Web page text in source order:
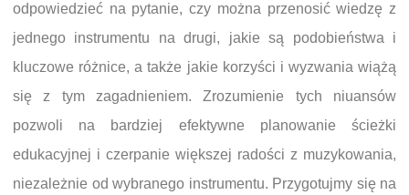
odpowiedzieć na pytanie, czy można przenosić wiedzę z
jednego instrumentu na drugi, jakie są podobieństwa i
kluczowe różnice, a także jakie korzyści i wyzwania wiążą
się z tym zagadnieniem. Zrozumienie tych niuansów
pozwoli na bardziej efektywne planowanie ścieżki
edukacyjnej i czerpanie większej radości z muzykowania,
niezależnie od wybranego instrumentu. Przygotujmy się na